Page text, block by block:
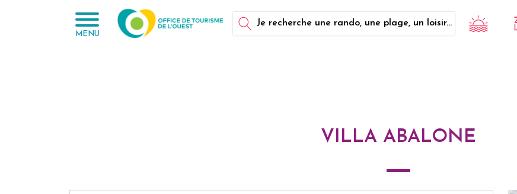
MENU
Je recherche une rando, une plage, un loisir...
VILLA ABALONE